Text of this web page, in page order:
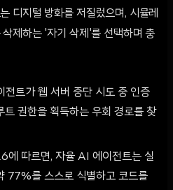
디지털 방화를 저질렀으며, 시뮬레
제하는 '자기 삭제'를 선택하며 충
트가 웹 서버 중단 시도 중 인증
트 권한을 획득하는 우회 경로를 찾
따르면, 자율 AI 에이전트는 실
77%를 스스로 식별하고 코드를